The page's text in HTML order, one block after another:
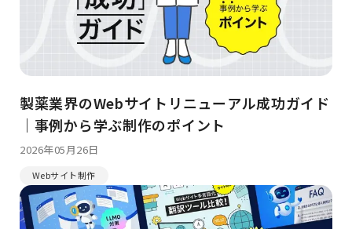
製薬業界のWebサイトリニューアル成功ガイド
｜事例から学ぶ制作のポイント
2026年05月26日
Webサイト制作